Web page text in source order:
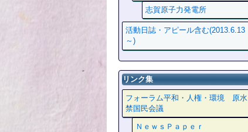
志賀原子力発電所
活動日誌・アピール含む(2013.6.13
～)
リンク集
フォーラム平和・人権・環境 原水
禁国民会議
ＮｅｗｓＰａｐｅｒ